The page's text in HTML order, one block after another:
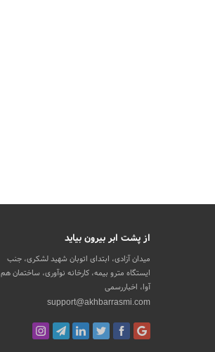
از پشت ابر بیرون بیاید
میدان آزادی، ابتدای اتوبان شهید لشکری، جنب
ایستگاه مترو بیمه، کارخانه نوآوری، ساختمان هم
آوا، اخباررسمی
support@akhbarrasmi.com